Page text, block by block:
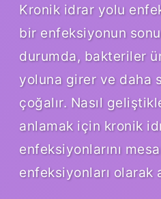
Kronik idrar yolu
bir enfeksiyonun
durumda, bakteriler
yoluna girer ve daha
çoğalır. Nasıl
anlamak için kronik
enfeksiyonlarını
enfeksiyonları olarak